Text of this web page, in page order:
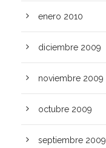
enero 2010
diciembre 2009
noviembre 2009
octubre 2009
septiembre 2009